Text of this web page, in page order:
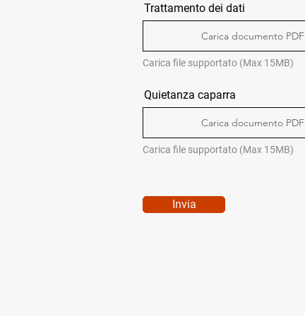
Trattamento dei dati
Carica documento PDF
Carica file supportato (Max 15MB)
Quietanza caparra
Carica documento PDF
Carica file supportato (Max 15MB)
Invia